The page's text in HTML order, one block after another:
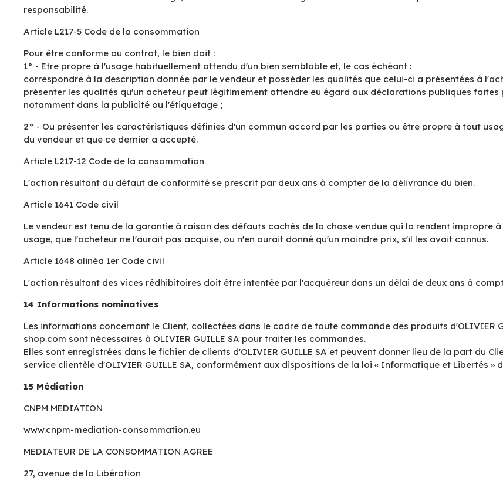
responsabilité.
Article L217-5 Code de la consommation
Pour être conforme au contrat, le bien doit :
1° - Etre propre à l'usage habituellement attendu d'un bien semblable et, le cas échéant :
correspondre à la description donnée par le vendeur et posséder les qualités que celui-ci a présentées à
présenter les qualités qu'un acheteur peut légitimement attendre eu égard aux déclarations publiques
notamment dans la publicité ou l'étiquetage ;
2° - Ou présenter les caractéristiques définies d'un commun accord par les parties ou être propre à tout
du vendeur et que ce dernier a accepté.
Article L217-12 Code de la consommation
L'action résultant du défaut de conformité se prescrit par deux ans à compter de la délivrance du bien.
Article 1641 Code civil
Le vendeur est tenu de la garantie à raison des défauts cachés de la chose vendue qui la rendent impropre
usage, que l'acheteur ne l'aurait pas acquise, ou n'en aurait donné qu'un moindre prix, s'il les avait connus.
Article 1648 alinéa 1er Code civil
L'action résultant des vices rédhibitoires doit être intentée par l'acquéreur dans un délai de deux ans à
14 Informations nominatives
Les informations concernant le Client, collectées dans le cadre de toute commande des produits d'OLIVIER
shop.com sont nécessaires à OLIVIER GUILLE SA pour traiter les commandes.
Elles sont enregistrées dans le fichier de clients d'OLIVIER GUILLE SA et peuvent donner lieu de la part du
service clientèle d'OLIVIER GUILLE SA, conformément aux dispositions de la loi « Informatique et Libertés »
15 Médiation
CNPM MEDIATION
www.cnpm-mediation-consommation.eu
MEDIATEUR DE LA CONSOMMATION AGREE
27, avenue de la Libération